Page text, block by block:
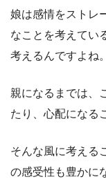
娘は感情をストレ
なことを考えてい
考えるんですよね。
親になるまでは、
たり、心配になる
そんな風に考える
の感受性も豊かに